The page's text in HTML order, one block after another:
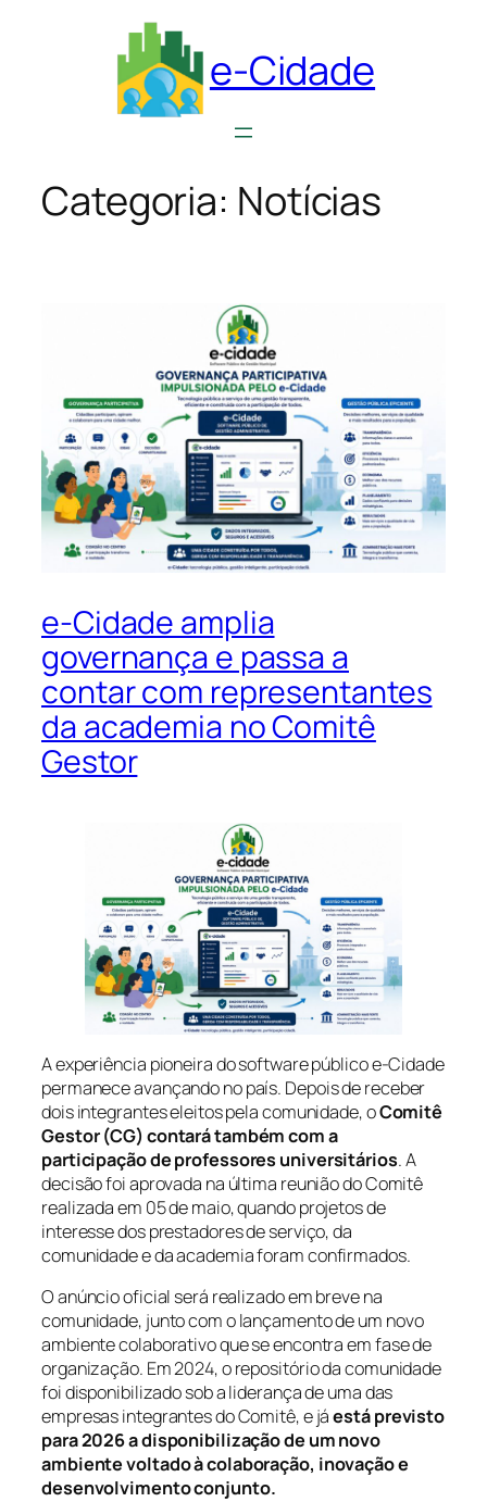
e-Cidade
Categoria: Notícias
e-Cidade amplia
governança e passa a
contar com representantes
da academia no Comitê
Gestor
A experiência pioneira do software público e-Cidade
permanece avançando no país. Depois de receber
dois integrantes eleitos pela comunidade, oComitê
Gestor (CG) contará também com a
participação de professores universitários. A
decisão foi aprovada na última reunião do Comitê
realizada em 05 de maio, quando projetos de
interesse dos prestadores de serviço, da
comunidade e da academia foram confirmados.
O anúncio oficial será realizado em breve na
comunidade, junto com o lançamento de um novo
ambiente colaborativo que se encontra em fase de
organização. Em 2024, o repositório da comunidade
foi disponibilizado sob a liderança de uma das
empresas integrantes do Comitê, e jáestá previsto
para 2026 a disponibilização de um novo
ambiente voltado à colaboração, inovação e
desenvolvimento conjunto.